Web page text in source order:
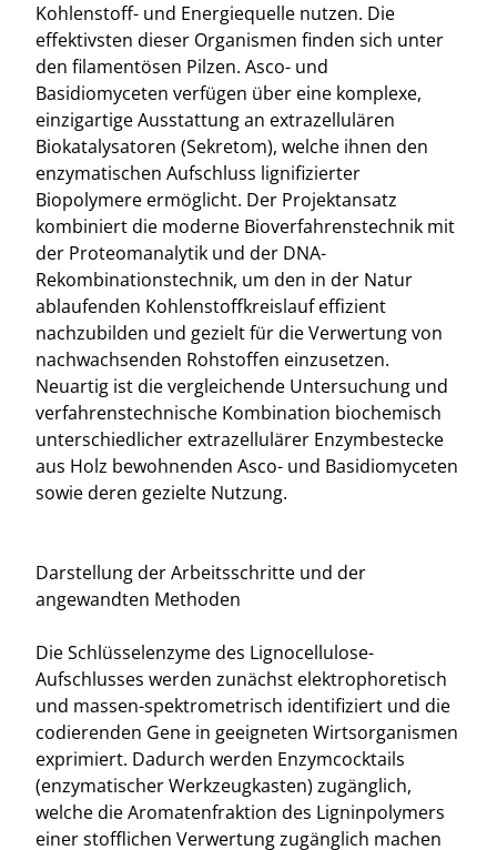
Kohlenstoff- und Energiequelle nutzen. Die
effektivsten dieser Organismen finden sich unter
den filamentösen Pilzen. Asco- und
Basidiomyceten verfügen über eine komplexe,
einzigartige Ausstattung an extrazellulären
Biokatalysatoren (Sekretom), welche ihnen den
enzymatischen Aufschluss lignifizierter
Biopolymere ermöglicht. Der Projektansatz
kombiniert die moderne Bioverfahrenstechnik mit
der Proteomanalytik und der DNA-
Rekombinationstechnik, um den in der Natur
ablaufenden Kohlenstoffkreislauf effizient
nachzubilden und gezielt für die Verwertung von
nachwachsenden Rohstoffen einzusetzen.
Neuartig ist die vergleichende Untersuchung und
verfahrenstechnische Kombination biochemisch
unterschiedlicher extrazellulärer Enzymbestecke
aus Holz bewohnenden Asco- und Basidiomyceten
sowie deren gezielte Nutzung.
Darstellung der Arbeitsschritte und der
angewandten Methoden
Die Schlüsselenzyme des Lignocellulose-
Aufschlusses werden zunächst elektrophoretisch
und massen-spektrometrisch identifiziert und die
codierenden Gene in geeigneten Wirtsorganismen
exprimiert. Dadurch werden Enzymcocktails
(enzymatischer Werkzeugkasten) zugänglich,
welche die Aromatenfraktion des Ligninpolymers
einer stofflichen Verwertung zugänglich machen